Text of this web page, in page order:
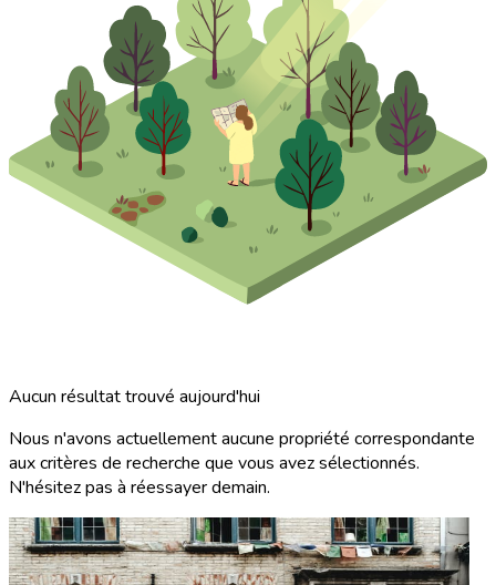
Aucun résultat trouvé aujourd'hui
Nous n'avons actuellement aucune propriété correspondante
aux critères de recherche que vous avez sélectionnés.
N'hésitez pas à réessayer demain.